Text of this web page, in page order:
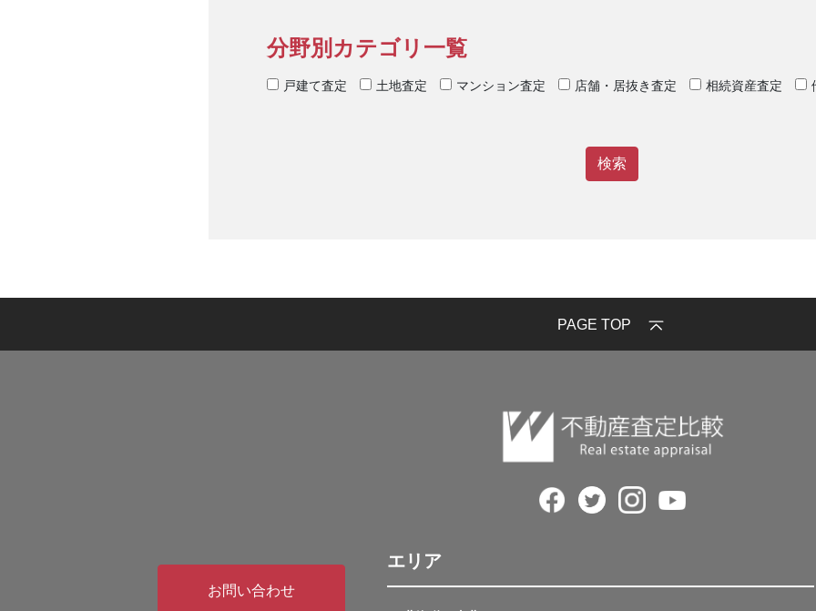
分野別カテゴリ一覧
戸建て査定 土地査定 マンション査定 店舗・居抜き査定 相続資産査定
PAGE TOP
お問い合わせ
エリア